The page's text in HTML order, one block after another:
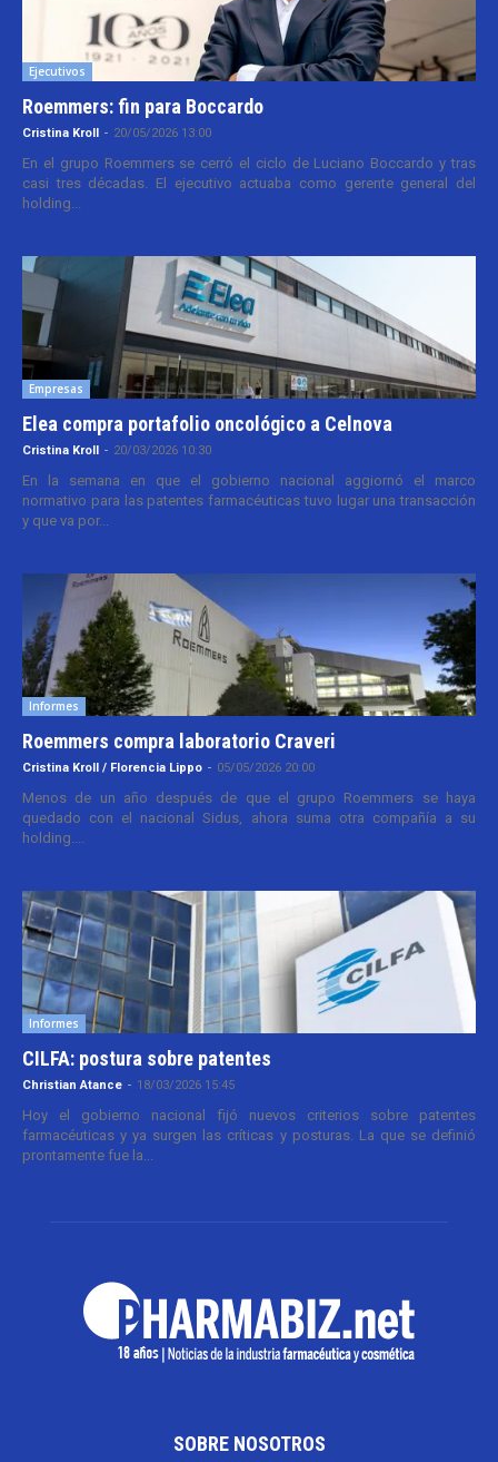
Ejecutivos
Roemmers: fin para Boccardo
Cristina Kroll - 20/05/2026 13:00
En el grupo Roemmers se cerró el ciclo de Luciano Boccardo y tras
casi tres décadas. El ejecutivo actuaba como gerente general del
holding...
Empresas
Elea compra portafolio oncológico a Celnova
Cristina Kroll - 20/03/2026 10:30
En la semana en que el gobierno nacional aggiornó el marco
normativo para las patentes farmacéuticas tuvo lugar una transacción
y que va por...
Informes
Roemmers compra laboratorio Craveri
Cristina Kroll / Florencia Lippo - 05/05/2026 20:00
Menos de un año después de que el grupo Roemmers se haya
quedado con el nacional Sidus, ahora suma otra compañía a su
holding....
Informes
CILFA: postura sobre patentes
Christian Atance - 18/03/2026 15:45
Hoy el gobierno nacional fijó nuevos criterios sobre patentes
farmacéuticas y ya surgen las críticas y posturas. La que se definió
prontamente fue la...
SOBRE NOSOTROS